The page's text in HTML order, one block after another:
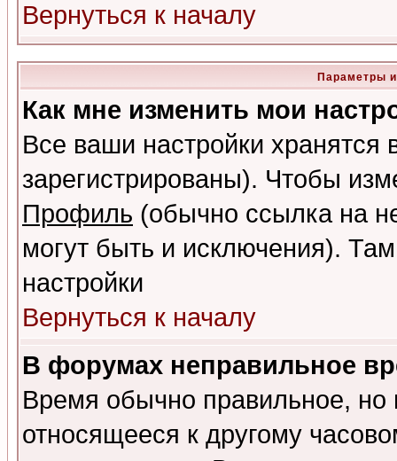
Вернуться к началу
Параметры
Как мне изменить мои
Все ваши настройки
зарегистрированы). Чтобы
Профиль (обычно ссылка на
могут быть и исключения).
настройки
Вернуться к началу
В форумах неправильное
Время обычно правильное,
относящееся к другому